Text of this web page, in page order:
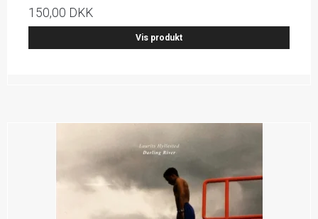
150,00 DKK
Vis produkt